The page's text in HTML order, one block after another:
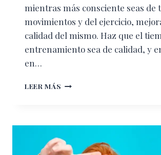
mientras más consciente seas de
movimientos y del ejercicio,
calidad del mismo. Haz que el
entrenamiento sea de calidad, y
en…
LEER MÁS EJERCICIOS
A
DÍA